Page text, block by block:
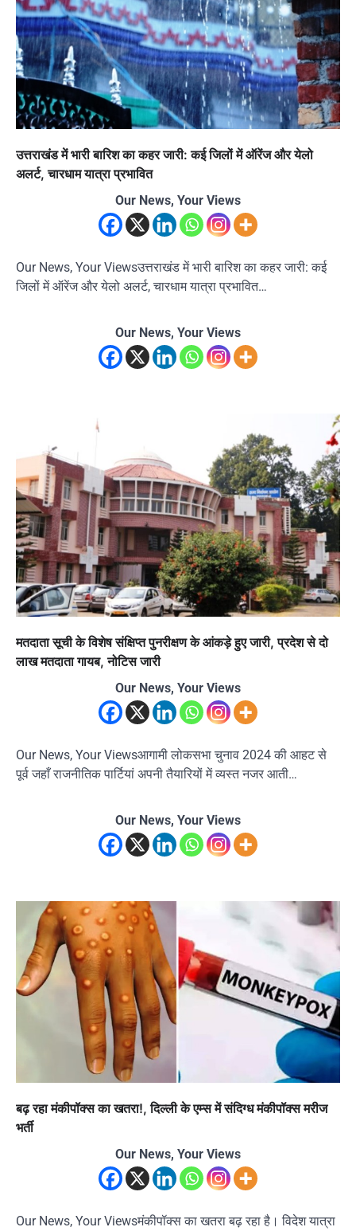
उत्तराखंड में भारी बारिश का कहर जारी: कई जिलों में ऑरेंज और येलो
अलर्ट, चारधाम यात्रा प्रभावित
Our News, Your Views
Our News, Your Viewsउत्तराखंड में भारी बारिश का कहर जारी: कई
जिलों में ऑरेंज और येलो अलर्ट, चारधाम यात्रा प्रभावित…
Our News, Your Views
मतदाता सूची के विशेष संक्षिप्त पुनरीक्षण के आंकड़े हुए जारी, प्रदेश से दो
लाख मतदाता गायब, नोटिस जारी
Our News, Your Views
Our News, Your Viewsआगामी लोकसभा चुनाव 2024 की आहट से
पूर्व जहाँ राजनीतिक पार्टियां अपनी तैयारियों में व्यस्त नजर आती…
Our News, Your Views
बढ़ रहा मंकीपॉक्स का खतरा!, दिल्ली के एम्स में संदिग्ध मंकीपॉक्स मरीज
भर्ती
Our News, Your Views
Our News, Your Viewsमंकीपॉक्स का खतरा बढ़ रहा है। विदेश यात्रा